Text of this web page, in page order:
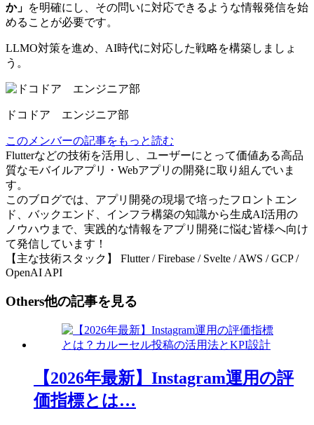
か」 を明確にし、その問いに対応できるような情報発信を始
めることが必要です。
LLMO対策を進め、 AI時代に対応した戦略を構築しましょ
う。
ドコドア エンジニア部
このメンバーの記事をもっと読む
Flutterなどの技術を活用し、ユーザーにとって価値ある高品
質なモバイルアプリ・Webアプリの開発に取り組んでいま
す。
このブログでは、アプリ開発の現場で培ったフロントエン
ド、バックエンド、インフラ構築の知識から生成AI活用の
ノウハウまで、実践的な情報をアプリ開発に悩む皆様へ向け
て発信しています！
【主な技術スタック】 Flutter / Firebase / Svelte / AWS / GCP /
OpenAI API
Others他の記事を見る
【2026年最新】Instagram運用の評
価指標とは…